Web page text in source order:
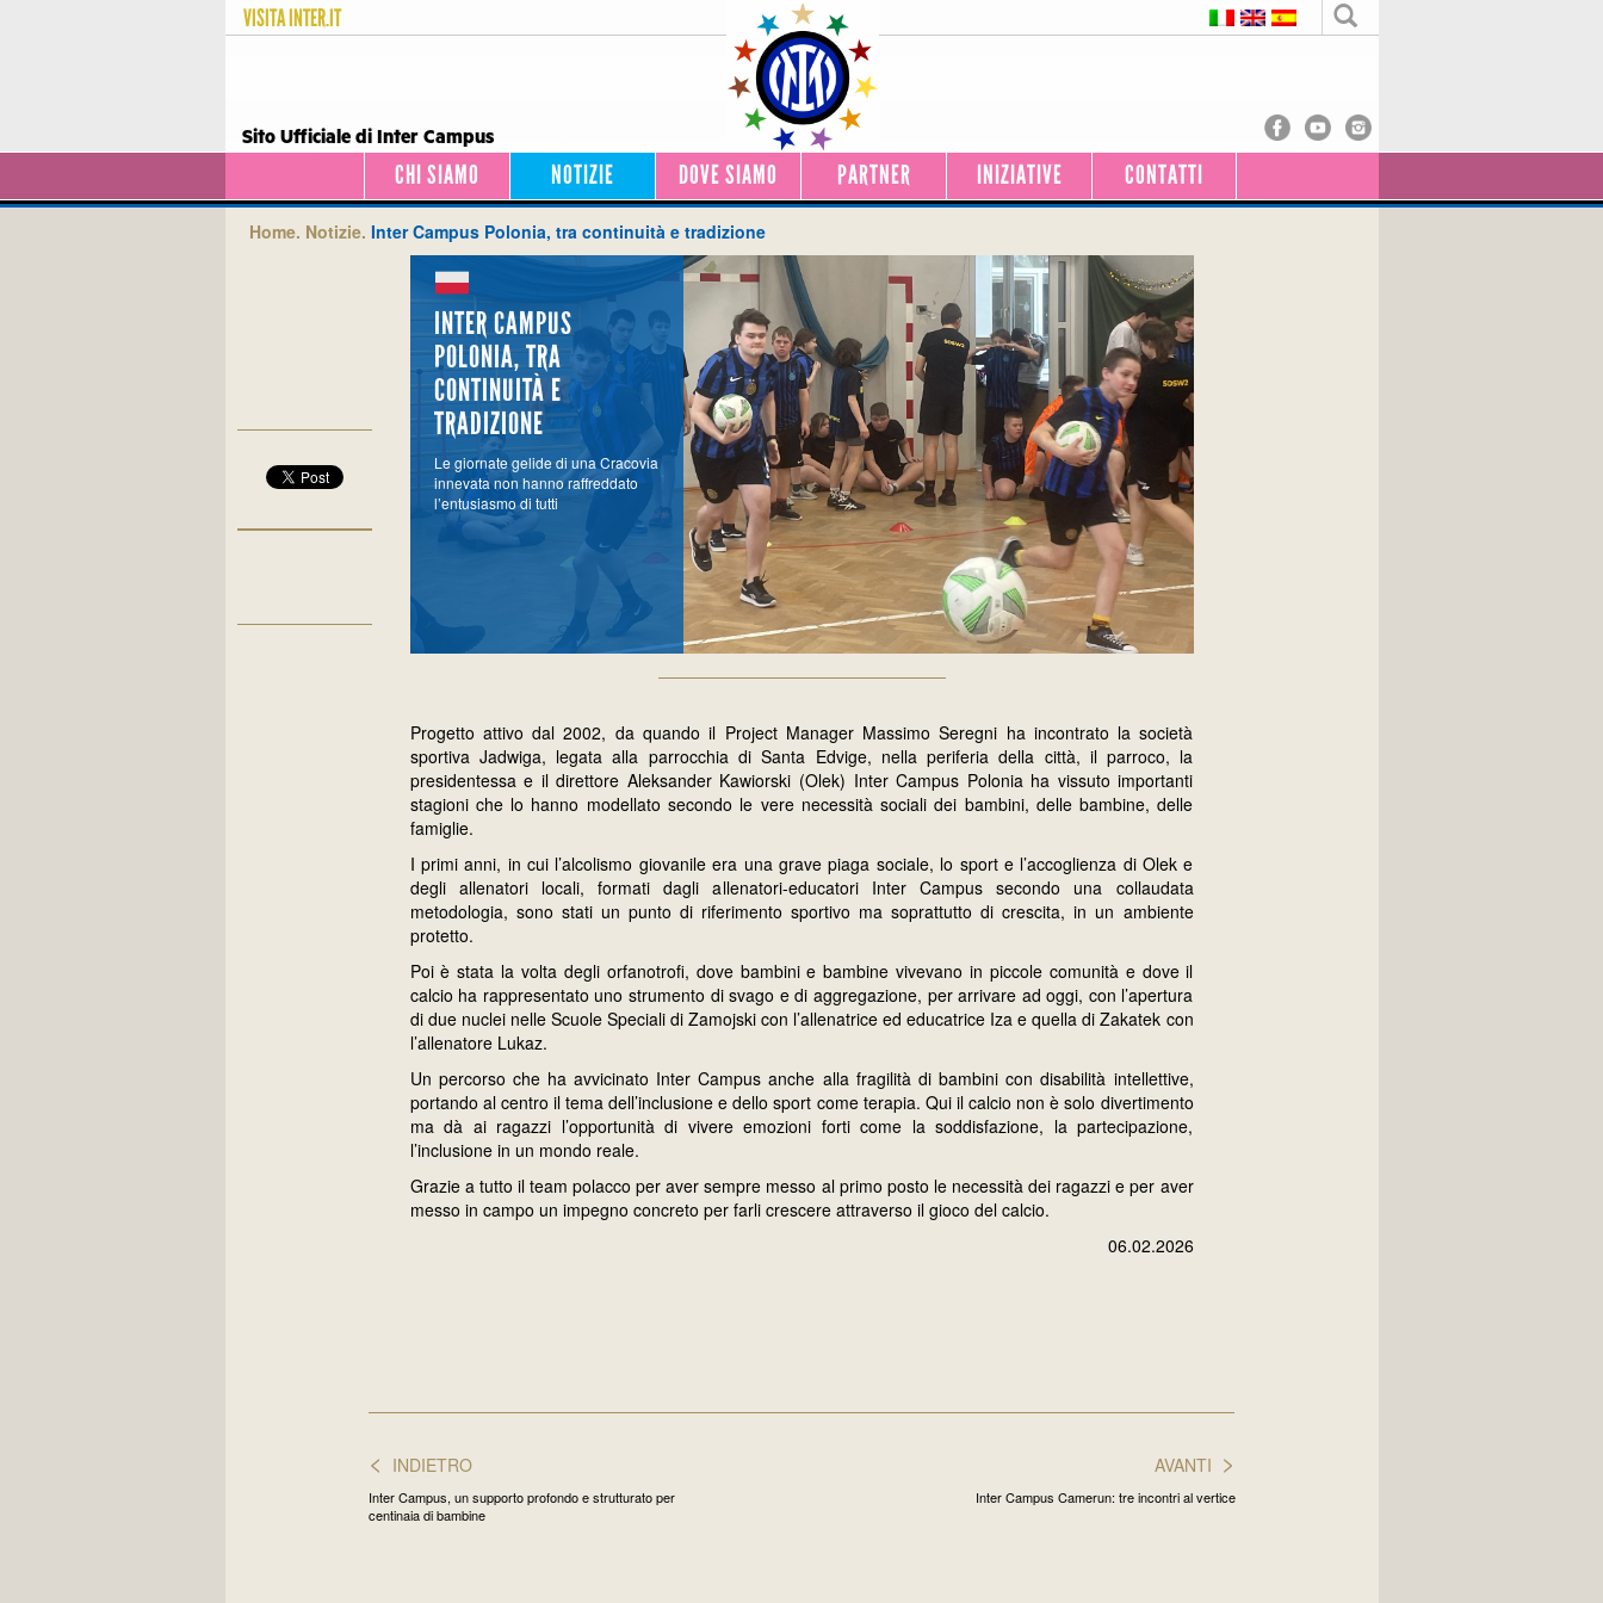
VISITAINTER.IT
Sito Ufficiale di Inter Campus
CHI SIAMO NOTIZIE DOVE SIAMO PARTNER INIZIATIVE CONTATTI
Home. Notizie. Inter Campus Polonia, tra continuità e tradizione
INTER CAMPUS
POLONIA, TRA
CONTINUITÀ E
TRADIZIONE
Le giornate gelide di una Cracovia
innevata non hanno raffreddato
l’entusiasmo di tutti
Progetto attivo dal 2002, da quando il Project Manager Massimo Seregni ha incontrato la società
sportiva Jadwiga, legata alla parrocchia di Santa Edvige, nella periferia della città, il parroco, la
presidentessa e il direttore Aleksander Kawiorski (Olek) Inter Campus Polonia ha vissuto importanti
stagioni che lo hanno modellato secondo le vere necessità sociali dei bambini, delle bambine, delle
famiglie.
I primi anni, in cui l’alcolismo giovanile era una grave piaga sociale, lo sport e l’accoglienza di Olek e
degli allenatori locali, formati dagli allenatori-educatori Inter Campus secondo una collaudata
metodologia, sono stati un punto di riferimento sportivo ma soprattutto di crescita, in un ambiente
protetto.
Poi è stata la volta degli orfanotrofi, dove bambini e bambine vivevano in piccole comunità e dove il
calcio ha rappresentato uno strumento di svago e di aggregazione, per arrivare ad oggi, con l’apertura
di due nuclei nelle Scuole Speciali di Zamojski con l’allenatrice ed educatrice Iza e quella di Zakatek con
l’allenatore Lukaz.
Un percorso che ha avvicinato Inter Campus anche alla fragilità di bambini con disabilità intellettive,
portando al centro il tema dell’inclusione e dello sport come terapia. Qui il calcio non è solo divertimento
ma dà ai ragazzi l’opportunità di vivere emozioni forti come la soddisfazione, la partecipazione,
l’inclusione in un mondo reale.
Grazie a tutto il team polacco per aver sempre messo al primo posto le necessità dei ragazzi e per aver
messo in campo un impegno concreto per farli crescere attraverso il gioco del calcio.
06.02.2026
>
AVANTI
Inter Campus Camerun: tre incontri al vertice
< INDIETRO
Inter Campus, un supporto profondo e strutturato per
centinaia di bambine